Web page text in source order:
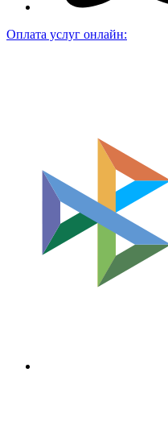
Оплата услуг онлайн: